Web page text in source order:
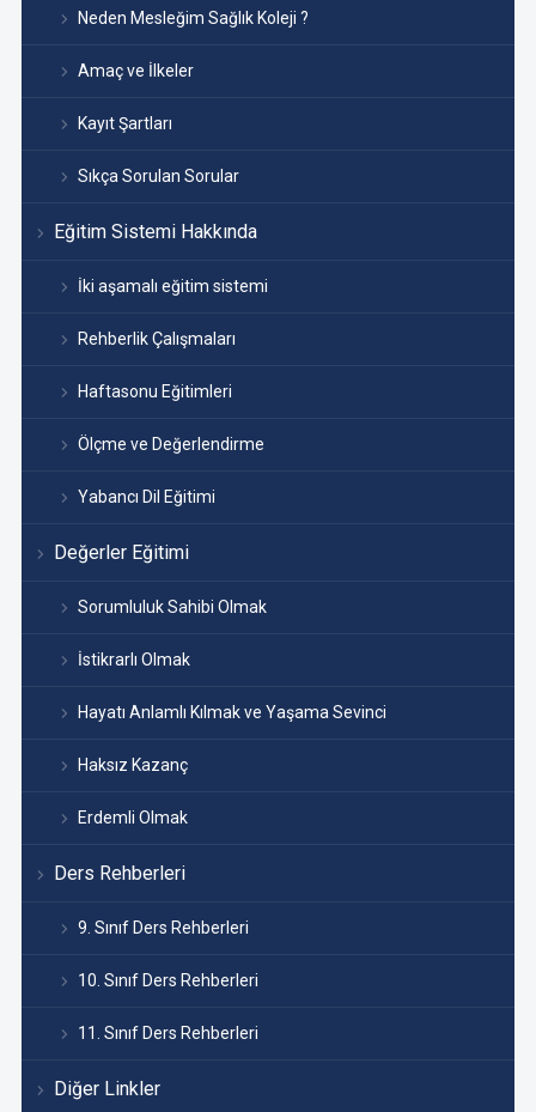
Neden Mesleğim Sağlık Koleji ?
Amaç ve İlkeler
Kayıt Şartları
Sıkça Sorulan Sorular
Eğitim Sistemi Hakkında
İki aşamalı eğitim sistemi
Rehberlik Çalışmaları
Haftasonu Eğitimleri
Ölçme ve Değerlendirme
Yabancı Dil Eğitimi
Değerler Eğitimi
Sorumluluk Sahibi Olmak
İstikrarlı Olmak
Hayatı Anlamlı Kılmak ve Yaşama Sevinci
Haksız Kazanç
Erdemli Olmak
Ders Rehberleri
9. Sınıf Ders Rehberleri
10. Sınıf Ders Rehberleri
11. Sınıf Ders Rehberleri
Diğer Linkler